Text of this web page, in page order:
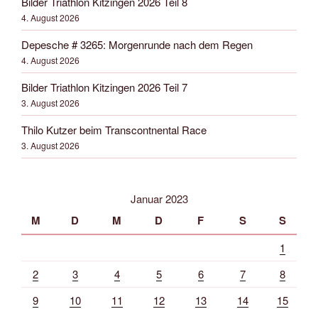
4. August 2026
Depesche # 3265: Morgenrunde nach dem Regen
4. August 2026
Bilder Triathlon Kitzingen 2026 Teil 7
3. August 2026
Thilo Kutzer beim Transcontnental Race
3. August 2026
Januar 2023
M D M D F S S
1
2
3 4 5 6 7
8
9
10 11 12 13 14
15